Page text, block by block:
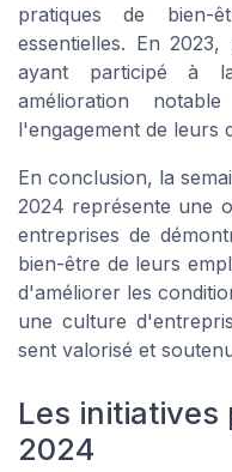
pratiques de bien-
essentielles. En
ayant participé à
amélioration
l'engagement de leurs
En conclusion, la
2024 représente une
entreprises de
bien-être de leurs
d'améliorer les
une culture
sent valorisé et
Les initiatives
2024